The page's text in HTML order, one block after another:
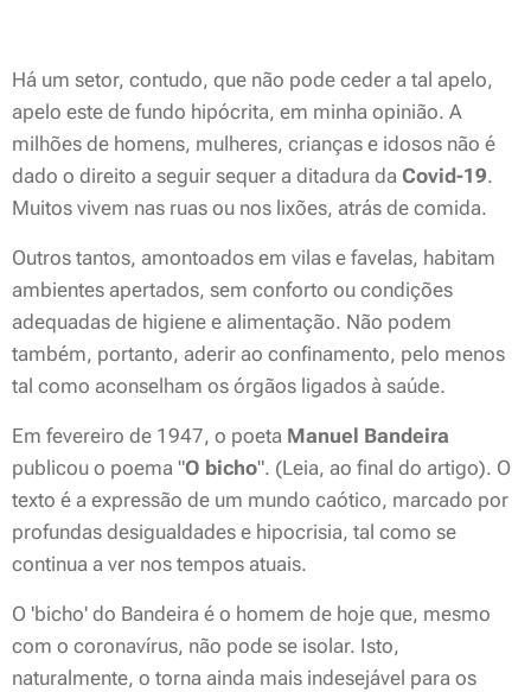
Há um setor, contudo, que não pode ceder a tal apelo,
apelo este de fundo hipócrita, em minha opinião. A
milhões de homens, mulheres, crianças e idosos não é
dado o direito a seguir sequer a ditadura da Covid-19.
Muitos vivem nas ruas ou nos lixões, atrás de comida.
Outros tantos, amontoados em vilas e favelas, habitam
ambientes apertados, sem conforto ou condições
adequadas de higiene e alimentação. Não podem
também, portanto, aderir ao confinamento, pelo menos
tal como aconselham os órgãos ligados à saúde.
Em fevereiro de 1947, o poeta Manuel Bandeira
publicou o poema "O bicho". (Leia, ao final do artigo). O
texto é a expressão de um mundo caótico, marcado por
profundas desigualdades e hipocrisia, tal como se
continua a ver nos tempos atuais.
O 'bicho' do Bandeira é o homem de hoje que, mesmo
com o coronavírus, não pode se isolar. Isto,
naturalmente, o torna ainda mais indesejável para os